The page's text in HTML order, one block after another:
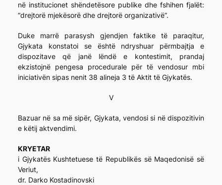
në institucionet shëndetësore publike dhe fshihen fjalët:
“drejtorë mjekësorë dhe drejtorë organizativë”.
Duke marrë parasysh gjendjen faktike të paraqitur,
Gjykata konstatoi se është ndryshuar përmbajtja e
dispozitave që janë lëndë e kontestimit, prandaj
ekzistojnë pengesa procedurale për të vendosur mbi
iniciativën sipas nenit 38 alineja 3 të Aktit të Gjykatës.
V
Bazuar në sa më sipër, Gjykata, vendosi si në dispozitivin
e këtij aktvendimi.
KRYETAR
i Gjykatës Kushtetuese të Republikës së Maqedonisë së
Veriut,
dr. Darko Kostadinovski